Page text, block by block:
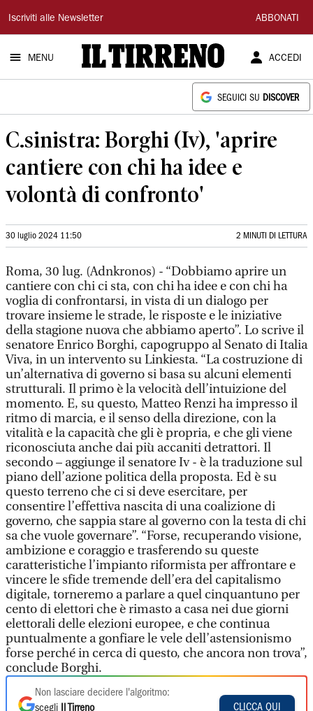
Il
Tirreno
Iscriviti alle Newsletter ABBONATI
MENU ACCEDI
SEGUICI SU DISCOVER
C.sinistra: Borghi (Iv), 'aprire
cantiere con chi ha idee e
volontà di confronto'
30 luglio 2024 11:50 2 MINUTI DI LETTURA
Roma, 30 lug. (Adnkronos) - “Dobbiamo aprire un
cantiere con chi ci sta, con chi ha idee e con chi ha
voglia di confrontarsi, in vista di un dialogo per
trovare insieme le strade, le risposte e le iniziative
della stagione nuova che abbiamo aperto”. Lo scrive il
senatore Enrico Borghi, capogruppo al Senato di Italia
Viva, in un intervento su Linkiesta. “La costruzione di
un’alternativa di governo si basa su alcuni elementi
strutturali. Il primo è la velocità dell’intuizione del
momento. E, su questo, Matteo Renzi ha impresso il
ritmo di marcia, e il senso della direzione, con la
vitalità e la capacità che gli è propria, e che gli viene
riconosciuta anche dai più accaniti detrattori. Il
secondo – aggiunge il senatore Iv - è la traduzione sul
piano dell’azione politica della proposta. Ed è su
questo terreno che ci si deve esercitare, per
consentire l’effettiva nascita di una coalizione di
governo, che sappia stare al governo con la testa di chi
sa che vuole governare”. “Forse, recuperando visione,
ambizione e coraggio e trasferendo su queste
caratteristiche l’impianto riformista per affrontare e
vincere le sfide tremende dell’era del capitalismo
digitale, torneremo a parlare a quel cinquantuno per
cento di elettori che è rimasto a casa nei due giorni
elettorali delle elezioni europee, e che continua
puntualmente a gonfiare le vele dell’astensionismo
forse perché in cerca di questo, che ancora non trova”,
conclude Borghi.
Non lasciare decidere l'algoritmo:
scegli
Il Tirreno
CLICCA QUI